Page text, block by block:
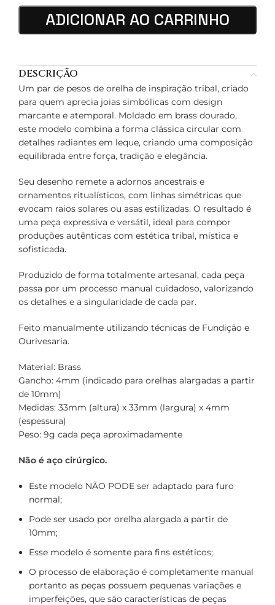
ADICIONAR AO CARRINHO
DESCRIÇÃO
Um par de pesos de orelha de inspiração tribal, criado
para quem aprecia joias simbólicas com design
marcante e atemporal. Moldado em brass dourado,
este modelo combina a forma clássica circular com
detalhes radiantes em leque, criando uma composição
equilibrada entre força, tradição e elegância.
Seu desenho remete a adornos ancestrais e
ornamentos ritualísticos, com linhas simétricas que
evocam raios solares ou asas estilizadas. O resultado é
uma peça expressiva e versátil, ideal para compor
produções autênticas com estética tribal, mística e
sofisticada.
Produzido de forma totalmente artesanal, cada peça
passa por um processo manual cuidadoso, valorizando
os detalhes e a singularidade de cada par.
Feito manualmente utilizando técnicas de Fundição e
Ourivesaria.
Material: Brass
Gancho: 4mm (indicado para orelhas alargadas a partir
de 10mm)
Medidas: 33mm (altura) x 33mm (largura) x 4mm
(espessura)
Peso: 9g cada peça aproximadamente
Não é aço cirúrgico.
Este modelo NÃO PODE ser adaptado para furo
normal;
Pode ser usado por orelha alargada a partir de
10mm;
Esse modelo é somente para fins estéticos;
O processo de elaboração é completamente manual
portanto as peças possuem pequenas variações e
imperfeições, que são características de peças